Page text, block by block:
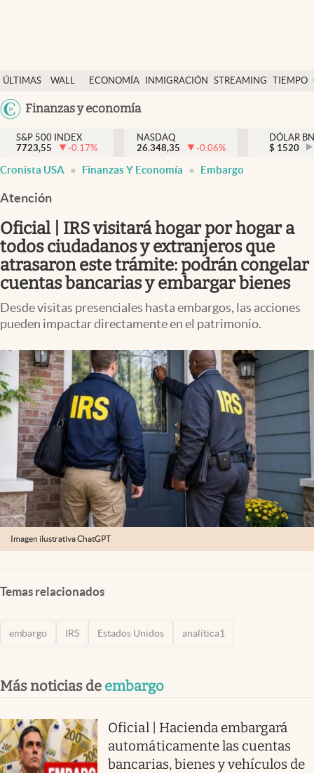
ÚLTIMAS
NOTICIAS
WALL
DÓLAR
ECONOMÍA INMIGRACIÓN STREAMING TIEMPO
México
Finanzas y economía
Finanzas y economía
Wall Street y dólar
Inmigración
Espiritual
Streaming
Lifestyle
USA
S&P 500 INDEX
7723,55
-0.17%
NASDAQ
26.348,35
-0.06%
DÓLAR
$ 1520
Cronista USA Finanzas Y Economía Embargo
Atención
Oficial | IRS visitará hogar por hogar a
todos ciudadanos y extranjeros que
atrasaron este trámite: podrán congelar
cuentas bancarias y embargar bienes
Desde visitas presenciales hasta embargos, las acciones
pueden impactar directamente en el patrimonio.
Imagen ilustrativa ChatGPT
Temas relacionados
embargo IRS Estados Unidos analítica1
Más noticias de embargo
Oficial | Hacienda embargará
automáticamente las cuentas
bancarias, bienes y vehículos de